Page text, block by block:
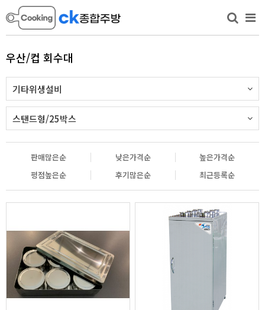
우산/컵 회수대
기타위생설비
스탠드형/25박스
판매많은순 낮은가격순
높은가격순
평점높은순
후기많은순 최근등록순